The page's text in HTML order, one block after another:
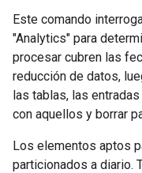
Este comando
"Analytics" para
procesar cubren las
reducción de datos,
las tablas, las
con aquellos y borrar
Los elementos aptos
particionados a diario.